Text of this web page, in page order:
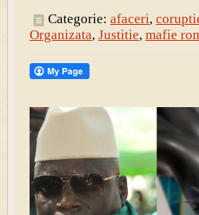
Categorie: afaceri,
Organizata, Justitie, mafie